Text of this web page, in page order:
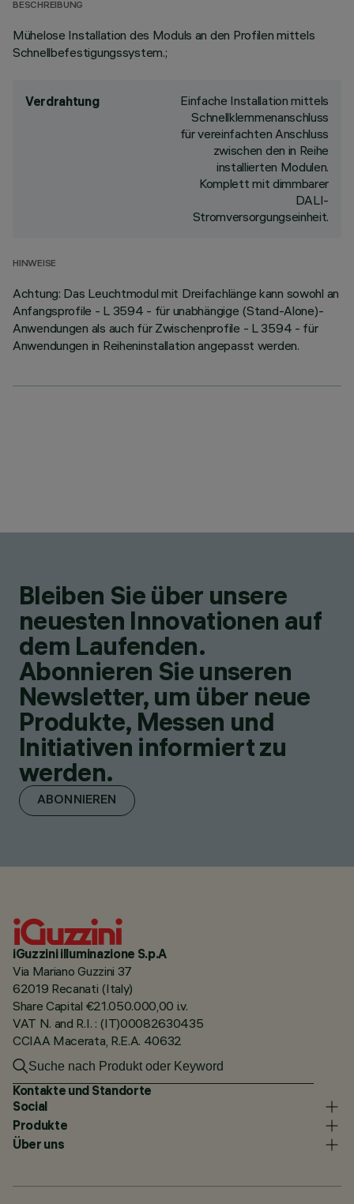
BESCHREIBUNG
Mühelose Installation des Moduls an den Profilen mittels
Schnellbefestigungssystem.;
Verdrahtung
Einfache Installation mittels
Schnellklemmenanschluss
für vereinfachten Anschluss
zwischen den in Reihe
installierten Modulen.
Komplett mit dimmbarer
DALI-
Stromversorgungseinheit.
HINWEISE
Achtung: Das Leuchtmodul mit Dreifachlänge kann sowohl an
Anfangsprofile - L 3594 - für unabhängige (Stand-Alone)-
Anwendungen als auch für Zwischenprofile - L 3594 - für
Anwendungen in Reiheninstallation angepasst werden.
Bleiben Sie über unsere
neuesten Innovationen auf
dem Laufenden.
Abonnieren Sie unseren
Newsletter, um über neue
Produkte, Messen und
Initiativen informiert zu
werden.
ABONNIEREN
iGuzzini illuminazione S.p.A
Via Mariano Guzzini 37
62019 Recanati (Italy)
Share Capital €21.050.000,00 i.v.
VAT N. and R.I. : (IT)00082630435
CCIAA Macerata, R.E.A. 40632
Kontakte und Standorte
Social
Produkte
Über uns